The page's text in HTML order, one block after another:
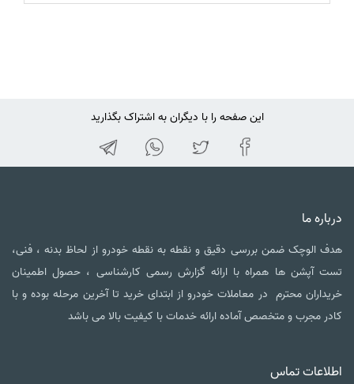
این صفحه را با دیگران به اشتراک بگذارید
ما
الوچک ضمن بررسی دقیق و نقطه به نقطه خودرو از لحاظ بدنه ، فنی،
آپشن ها همراه با ارائه گزارش رسمی کارشناسی ، حصول اطمینان
محترم در معاملات خودرو از ابتدای خرید تا آخرین مرحله بوده و با
مجرب و متخصص آماده ارائه خدمات با کیفیت بالا می باشد
تماس